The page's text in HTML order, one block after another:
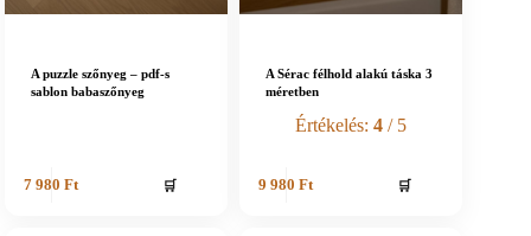
A puzzle szőnyeg – pdf-s
sablon babaszőnyeg
7 980Ft 🛒
A Sérac félhold alakú táska 3
méretben
Értékelés:4 / 5
9 980Ft 🛒